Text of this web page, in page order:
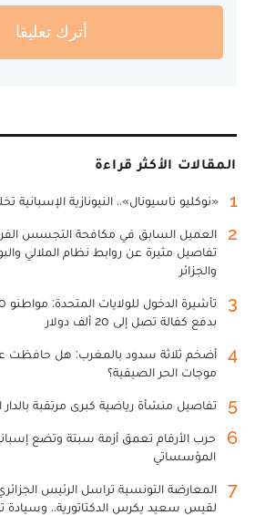
أترك تعليقا
المقالات الأكثر قراءة
1 «نوكليو ناسيونال».. النيونازية الإسبانية
2
العميل السابق في مكافحة التجسس
تفاصيل مثيرة عن روابط نظام الملالي
والجزائر
3
بدفع كفالة تصل إلى 20 ألف دولار
4
أضخم ثلاثة سدود بالمغرب: هل حافظت
موجات الحر الصيفية؟
5 تفاصيل منشأة رياضية كبرى مرتقبة بالدار
6
حرب الأرقام تعمق أزمة سبتة وتضع
المؤسساتي
7
المعارضة التونسية تراسل الرئيس
لقيس سعيد يكرس الدكتاتورية..